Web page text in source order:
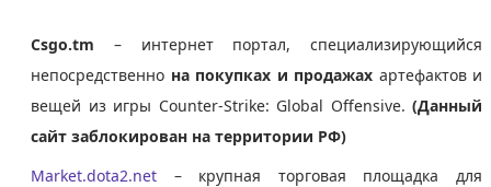
Csgo.tm – интернет портал, специализирующийся
непосредственно на покупках и продажах артефактов и
вещей из игры Counter-Strike: Global Offensive. (Данный
сайт заблокирован на территории РФ)
Market.dota2.net – крупная торговая площадка для